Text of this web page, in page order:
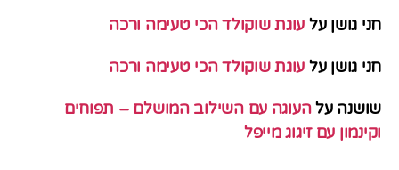
חני גושן על עוגת שוקולד הכי טעימה ורכה
חני גושן על עוגת שוקולד הכי טעימה ורכה
שושנה עלהעוגה עם השילוב המושלם – תפוחים
וקינמון עם זיגוג מייפל